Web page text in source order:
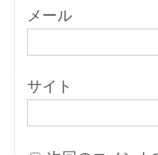
メール
サイト